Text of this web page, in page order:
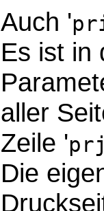
Auch '
Es ist in
aller
Zeile '
Die